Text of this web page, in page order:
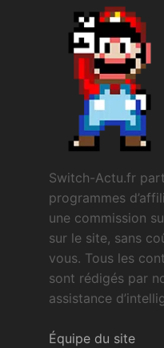
Switch-Actu.fr
programmes
une commission
sur le site, sans
vous. Tous les
sont rédigés par
assistance
Équipe du site